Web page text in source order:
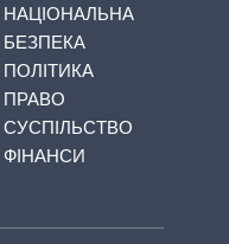
НАЦІОНАЛЬНА
БЕЗПЕКА
ПОЛІТИКА
ПРАВО
СУСПІЛЬСТВО
ФІНАНСИ